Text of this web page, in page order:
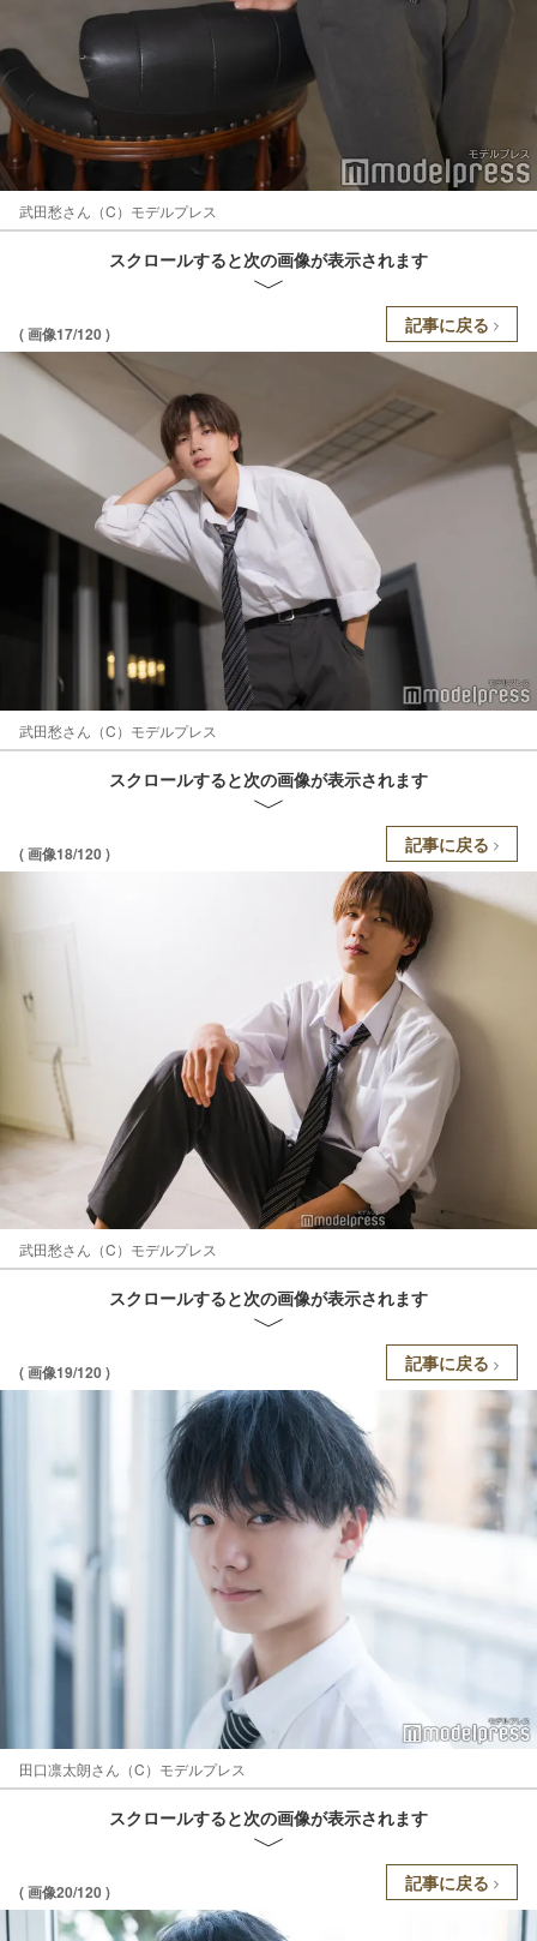
武田愁さん（C）モデルプレス
スクロールすると次の画像が表示されます
( 画像17/120 ) 記事に戻る
武田愁さん（C）モデルプレス
スクロールすると次の画像が表示されます
( 画像18/120 ) 記事に戻る
武田愁さん（C）モデルプレス
スクロールすると次の画像が表示されます
( 画像19/120 ) 記事に戻る
田口凛太朗さん（C）モデルプレス
スクロールすると次の画像が表示されます
( 画像20/120 ) 記事に戻る